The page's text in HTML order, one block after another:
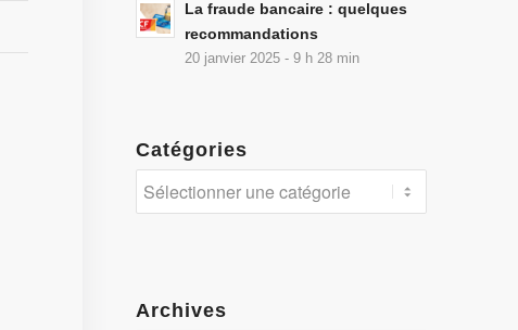
La fraude bancaire : quelques
recommandations
20 janvier 2025 - 9 h 28 min
Catégories
Catégories
Archives